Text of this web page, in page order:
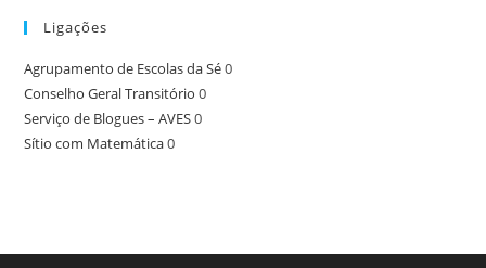
Ligações
Agrupamento de Escolas da Sé0
Conselho Geral Transitório 0
Serviço de Blogues – AVES0
Sítio com Matemática0